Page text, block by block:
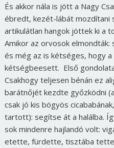
És akkor nála is jött a Nagy
ébredt, kezét-lábát mozdítani
artikulátlan hangok jöttek ki a
Amikor az orvosok
és még az is kétséges, hogy
kétségbeesett. Első
Csakhogy teljesen bénán ez
barátnőjét kezdte győzködni
csak jó kis bögyös
tartott): segítse át a halálba.
sok mindenre hajlandó volt:
etette, fürdette, tisztába